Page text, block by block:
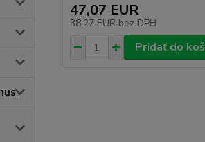
47,07 EUR
38,27 EUR bez DPH
Pridať do